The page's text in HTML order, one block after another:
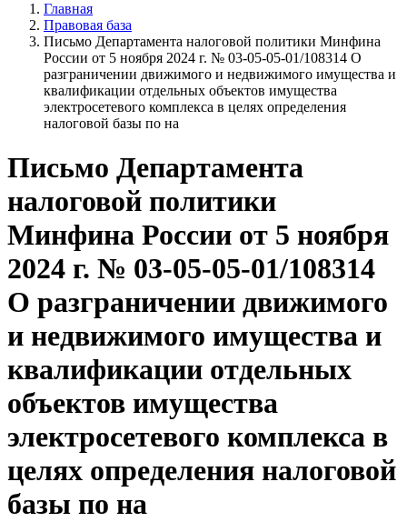
Главная
Правовая база
Письмо Департамента налоговой политики Минфина
России от 5 ноября 2024 г. № 03-05-05-01/108314 О
разграничении движимого и недвижимого имущества и
квалификации отдельных объектов имущества
электросетевого комплекса в целях определения
налоговой базы по на
Письмо Департамента
налоговой политики
Минфина России от 5 ноября
2024 г. № 03-05-05-01/108314
О разграничении движимого
и недвижимого имущества и
квалификации отдельных
объектов имущества
электросетевого комплекса в
целях определения налоговой
базы по на